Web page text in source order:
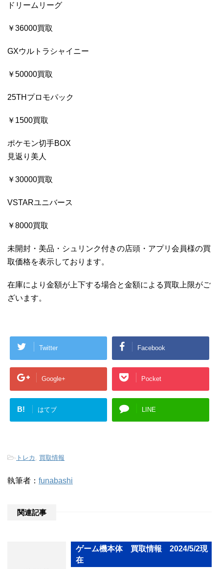
ドリームリーグ
￥36000買取
GXウルトラシャイニー
￥50000買取
25THプロモパック
￥1500買取
ポケモン切手BOX
見返り美人
￥30000買取
VSTARユニバース
￥8000買取
未開封・美品・シュリンク付きの店頭・アプリ会員様の買
取価格を表示しております。
在庫により金額が上下する場合と金額による買取上限がご
ざいます。
Twitter Facebook
Google+ Pocket
B! はてブ LINE
- トレカ 買取情報
執筆者： funabashi
関連記事
ゲーム機本体 買取情報 2024/5/2現
在